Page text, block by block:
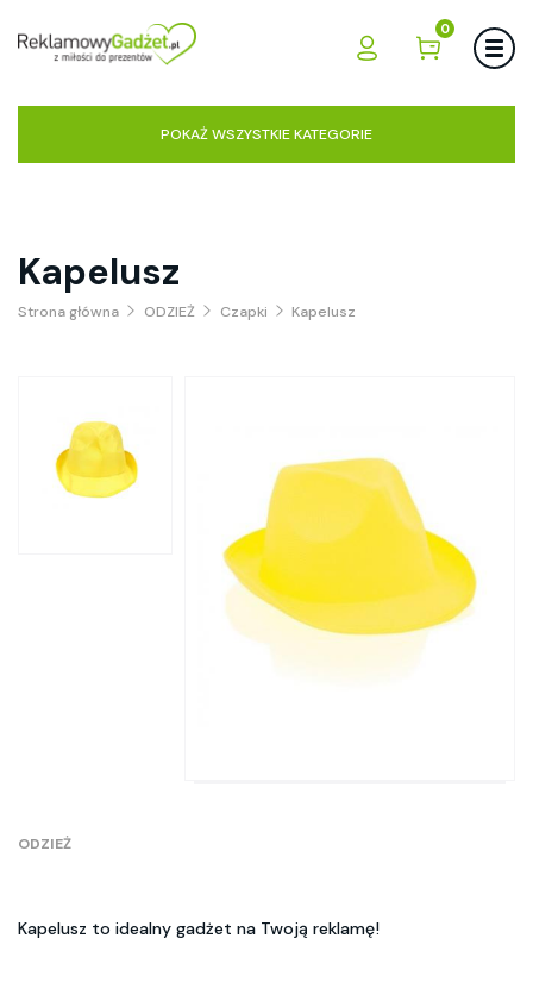
0
POKAŻ WSZYSTKIE KATEGORIE
Kapelusz
Strona główna ODZIEŻ Czapki Kapelusz
ODZIEŻ
Kapelusz to idealny gadżet na Twoją reklamę!